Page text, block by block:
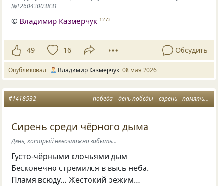
№126043003831
© Владимир Казмерчук 1273
49 16 Обсудить
Опубликовал Владимир Казмерчук 08 мая 2026
победа день победы сирень память о войне
#1418532
Сирень среди чёрного дыма
День, который невозможно забыть...
Густо-чёрными клочьями дым
Бесконечно стремился в высь неба.
Пламя всюду… Жестокий режим…